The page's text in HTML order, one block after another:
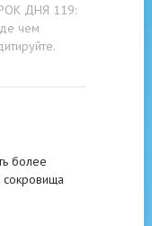
ДНЯ 119:
чем
более